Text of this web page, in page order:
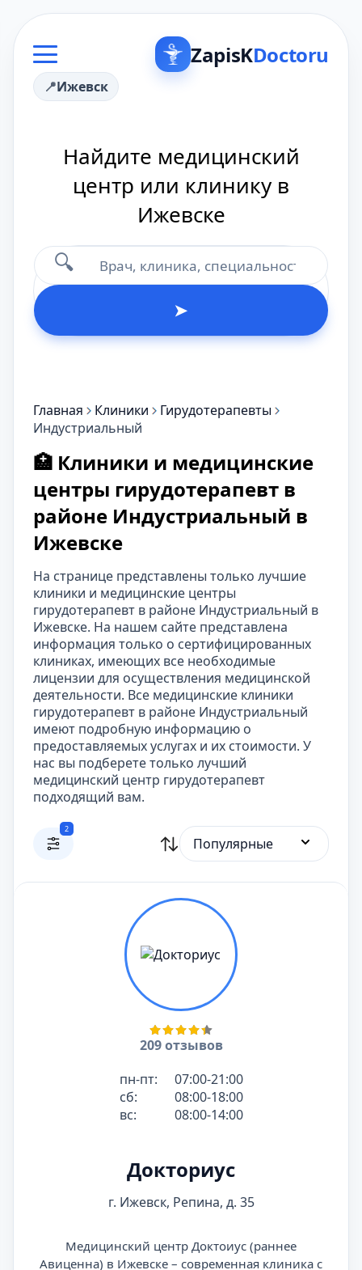
ZapisKDoctoru
Ижевск
Найдите медицинский
центр или клинику в
Ижевске
🔍
➤
Главная Клиники
Гирудотерапевты
Индустриальный
🏥 Клиники и медицинские
центры гирудотерапевт в
районе Индустриальный в
Ижевске
На странице представлены только лучшие
клиники и медицинские центры
гирудотерапевт в районе Индустриальный в
Ижевске. На нашем сайте представлена
информация только о сертифицированных
клиниках, имеющих все необходимые
лицензии для осуществления медицинской
деятельности. Все медицинские клиники
гирудотерапевт в районе Индустриальный
имеют подробную информацию о
предоставляемых услугах и их стоимости. У
нас вы подберете только лучший
медицинский центр гирудотерапевт
подходящий вам.
2
Популярные
209 отзывов
пн-пт:
07:00-21:00
сб:
08:00-18:00
вс:
08:00-14:00
Докториус
г. Ижевск, Репина, д. 35
Медицинский центр Доктоиус (раннее
Авиценна) в Ижевске – современная клиника с